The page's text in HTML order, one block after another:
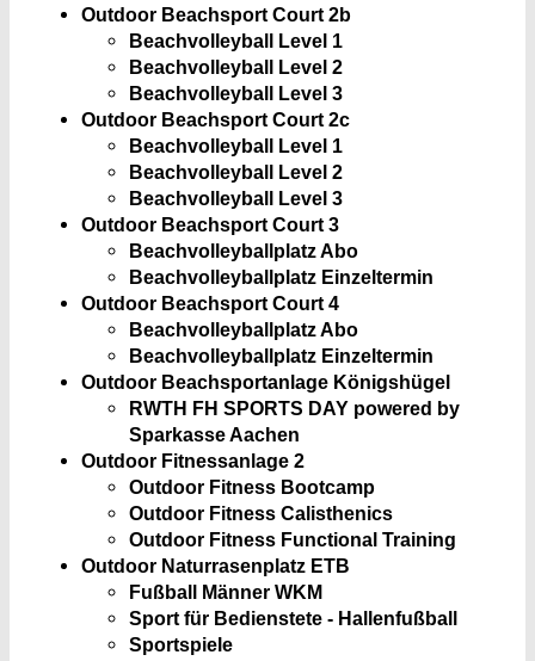
Outdoor Beachsport Court 2b
Beachvolleyball Level 1
Beachvolleyball Level 2
Beachvolleyball Level 3
Outdoor Beachsport Court 2c
Beachvolleyball Level 1
Beachvolleyball Level 2
Beachvolleyball Level 3
Outdoor Beachsport Court 3
Beachvolleyballplatz Abo
Beachvolleyballplatz Einzeltermin
Outdoor Beachsport Court 4
Beachvolleyballplatz Abo
Beachvolleyballplatz Einzeltermin
Outdoor Beachsportanlage Königshügel
RWTH FH SPORTS DAY powered by
Sparkasse Aachen
Outdoor Fitnessanlage 2
Outdoor Fitness Bootcamp
Outdoor Fitness Calisthenics
Outdoor Fitness Functional Training
Outdoor Naturrasenplatz ETB
Fußball Männer WKM
Sport für Bedienstete - Hallenfußball
Sportspiele